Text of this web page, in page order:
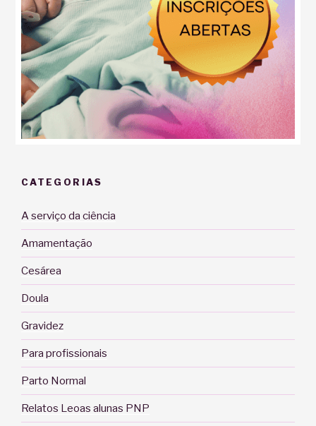
CATEGORIAS
A serviço da ciência
Amamentação
Cesárea
Doula
Gravidez
Para profissionais
Parto Normal
Relatos Leoas alunas PNP